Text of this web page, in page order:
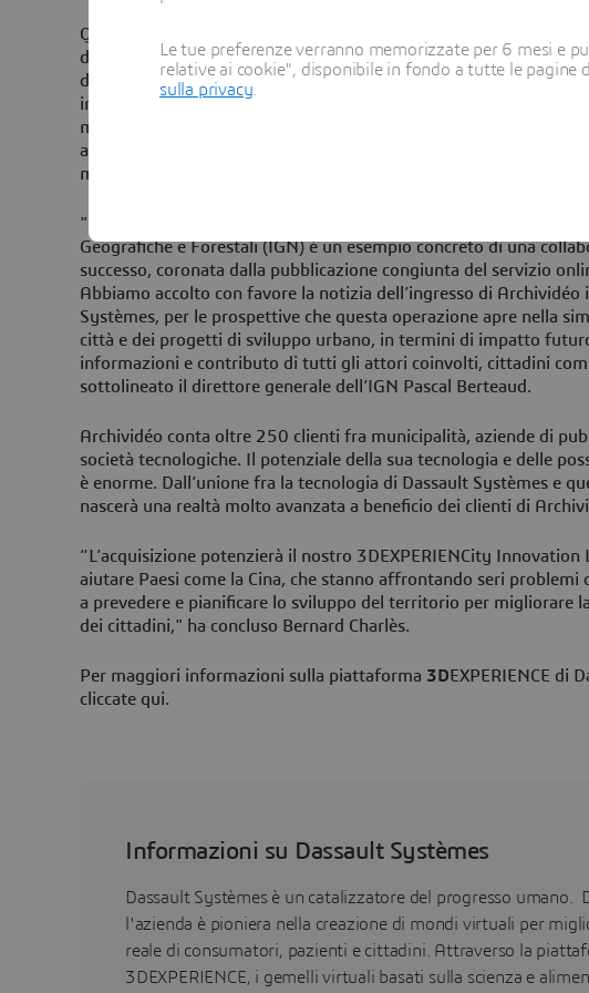
Questi modelli tridimensionali di città raccolgono in maniera
diverse fonti di dati (dagli open data alle informazioni
disposizione un unico modello di riferimento indipendente per
interessati. Grazie alla tecnologia euristica di Archividéo e alle sue
modellazione geofotografica e procedurale, è possibile creare
ambienti urbani e geografici complessi, con dettagli
mappatura strettamente fedele alla realtà.
"La partnership fra Archividéo e l’Istituto Nazionale Francese di
Geografiche e Forestali (IGN) è un esempio concreto di una
successo, coronata dalla pubblicazione congiunta del servizio
Abbiamo accolto con favore la notizia dell’ingresso di Archividéo
Systèmes, per le prospettive che questa operazione apre nella
città e dei progetti di sviluppo urbano, in termini di impatto
informazioni e contributo di tutti gli attori coinvolti, cittadini
sottolineato il direttore generale dell’IGN Pascal Berteaud.
Archividéo conta oltre 250 clienti fra municipalità, aziende di
società tecnologiche. Il potenziale della sua tecnologia e delle
è enorme. Dall’unione fra la tecnologia di Dassault Systèmes e
nascerà una realtà molto avanzata a beneficio dei clienti di
“L’acquisizione potenzierà il nostro 3DEXPERIENCity Innovation
aiutare Paesi come la Cina, che stanno affrontando seri problemi
a prevedere e pianificare lo sviluppo del territorio per migliorare
dei cittadini," ha concluso Bernard Charlès.
Per maggiori informazioni sulla piattaforma 3DEXPERIENCE di
cliccate qui.
Informazioni su Dassault Systèmes
Dassault Systèmes è un catalizzatore del progresso umano.
l'azienda è pioniera nella creazione di mondi virtuali per
reale di consumatori, pazienti e cittadini. Attraverso la
3DEXPERIENCE, i gemelli virtuali basati sulla scienza e
Le tue preferenze verranno memorizzate per 6 mesi e
relative ai cookie", disponibile in fondo a tutte le
sulla privacy